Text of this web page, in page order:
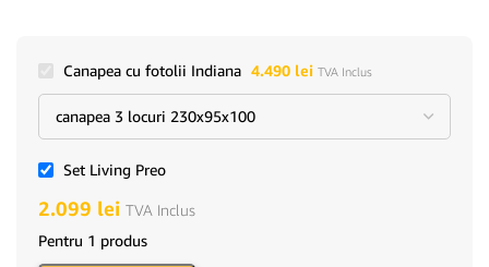
Canapea cu fotolii Indiana 4.490 lei TVA Inclus
Set Living Preo
2.099 lei TVA Inclus
Pentru 1 produs